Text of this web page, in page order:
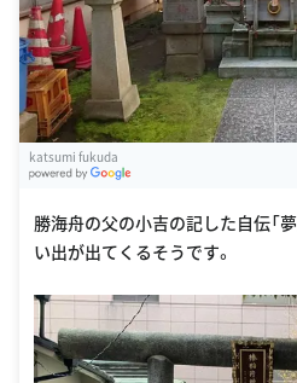
katsumi fukuda
勝海舟の父の小吉の記した自伝「
い出が出てくるそうです。